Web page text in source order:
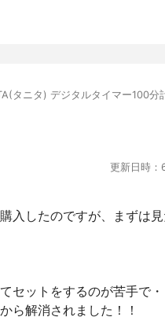
タニタ) デジタルタイマー100分
更新日時：
入したのですが、まずは
セットをするのが苦手で・
ら解消されました！！